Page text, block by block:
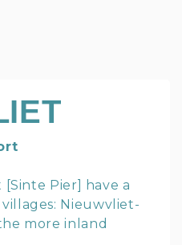
Pier] have a
Nieuwvliet-
more inland